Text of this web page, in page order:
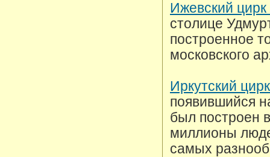
Ижевский
столице
построенное
московского
Иркутский цирк
появившийся
был построен
миллионы
самых